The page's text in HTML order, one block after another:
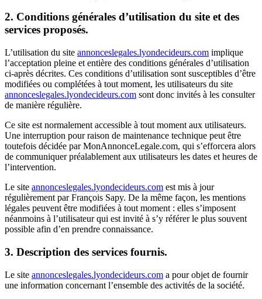
2. Conditions générales d’utilisation du site et des
services proposés.
L’utilisation du site annonceslegales.lyondecideurs.com implique
l’acceptation pleine et entière des conditions générales d’utilisation
ci-après décrites. Ces conditions d’utilisation sont susceptibles d’être
modifiées ou complétées à tout moment, les utilisateurs du site
annonceslegales.lyondecideurs.com sont donc invités à les consulter
de manière régulière.
Ce site est normalement accessible à tout moment aux utilisateurs.
Une interruption pour raison de maintenance technique peut être
toutefois décidée par MonAnnonceLegale.com, qui s’efforcera alors
de communiquer préalablement aux utilisateurs les dates et heures de
l’intervention.
Le site annonceslegales.lyondecideurs.com est mis à jour
régulièrement par François Sapy. De la même façon, les mentions
légales peuvent être modifiées à tout moment : elles s’imposent
néanmoins à l’utilisateur qui est invité à s’y référer le plus souvent
possible afin d’en prendre connaissance.
3. Description des services fournis.
Le site annonceslegales.lyondecideurs.com a pour objet de fournir
une information concernant l’ensemble des activités de la société.